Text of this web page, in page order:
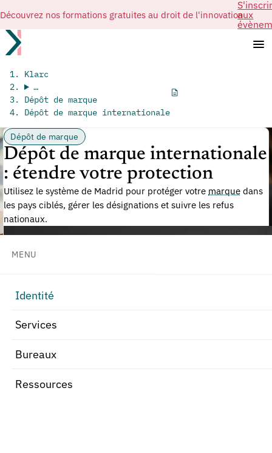
Découvrez nos formations gratuites au droit de l'innovationaux
MENU
Identité
Services
Bureaux
Ressources
Klarc
…
Dépôt de marque
Dépôt de marque internationale
Dépôt de marque
Dépôt de marque internationale
: étendre votre protection
Utilisez le système de Madrid pour protéger votre marque dans
les pays ciblés, gérer les désignations et suivre les refus
nationaux.